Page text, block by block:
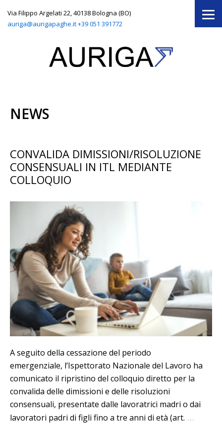
Via Filippo Argelati 22, 40138 Bologna (BO)
auriga@aurigapaghe.it+39 051 391772
NEWS
CONVALIDA DIMISSIONI/RISOLUZIONE
CONSENSUALI IN ITL MEDIANTE
COLLOQUIO
A seguito della cessazione del periodo
emergenziale, l’Ispettorato Nazionale del Lavoro ha
comunicato il ripristino del colloquio diretto per la
convalida delle dimissioni e delle risoluzioni
consensuali, presentate dalle lavoratrici madri o dai
lavoratori padri di figli fino a tre anni di età (art. …